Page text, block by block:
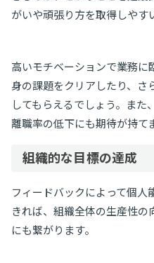
がいや頑張り方を取得しやす
高いモチベーションで業務に
身の課題をクリアしたり、さ
してもらえるでしょう。また
離職率の低下にも期待が持て
組織的な目標の達成
フィードバックによって個人
きれば、組織全体の生産性の
にも繋がります。